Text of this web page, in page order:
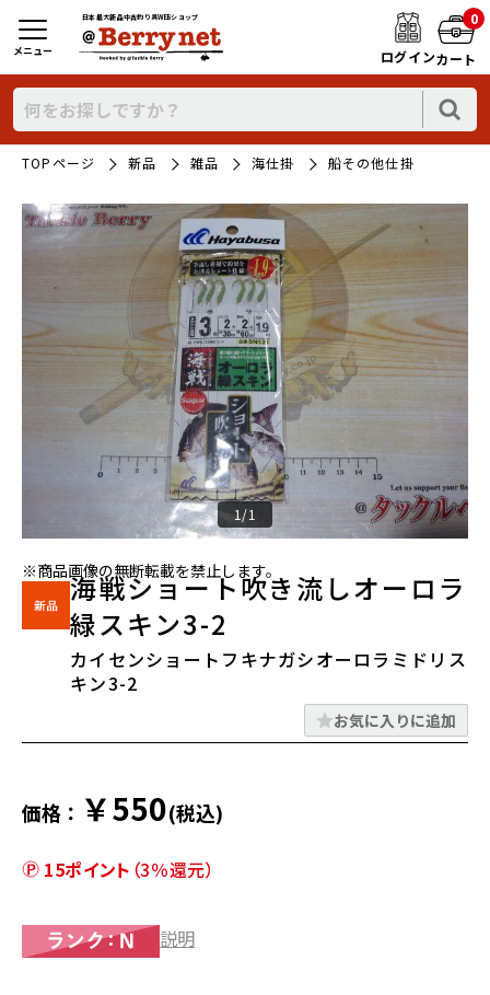
日本最大新品中古釣り具WEBショップ
ログイン
0
カート
メニュー
TOPページ 新品 雑品 海仕掛 船その他仕掛
1/1
※商品画像の無断転載を禁止します。
海戦ショート吹き流しオーロラ
緑スキン3-2
カイセンショートフキナガシオーロラミドリス
キン3-2
お気に入りに追加
価格： ￥550(税込)
15ポイント （3％還元）
説明